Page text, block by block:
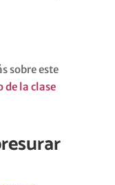
sobre este
de la clase